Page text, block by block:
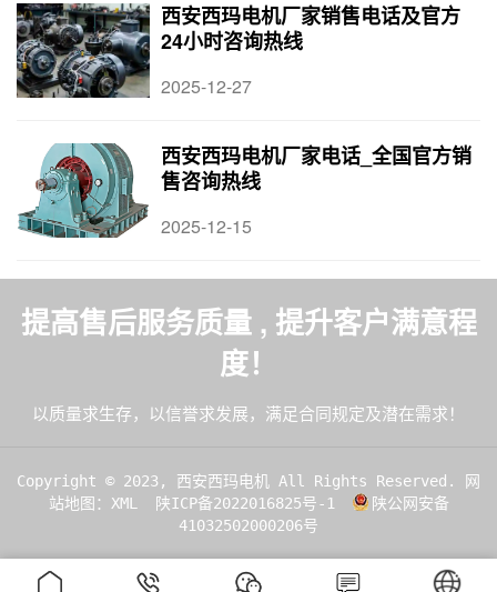
西安西玛电机厂家销售电话及官方
24小时咨询热线
2025-12-27
西安西玛电机厂家电话_全国官方销
售咨询热线
2025-12-15
提高售后服务质量 , 提升客户满意程
度！
以质量求生存，以信誉求发展，满足合同规定及潜在需求！
Copyright © 2023, 西安西玛电机 All Rights Reserved.
网
站地图：XML
陕ICP备2022016825号-1
陕公网安备
41032502000206号